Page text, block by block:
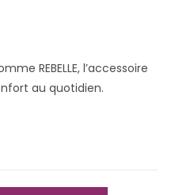
REBELLE, l’accessoire
au quotidien.